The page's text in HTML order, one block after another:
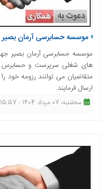
موسسه حسابرسی آرمان بصیر
موسسه حسابرسی آرمان بصیر
های شغلی سرپرست و حسابرس
ارسال فرمایند.
ﺳﻪشنبه، 07 مرداد 1404 - 15:57